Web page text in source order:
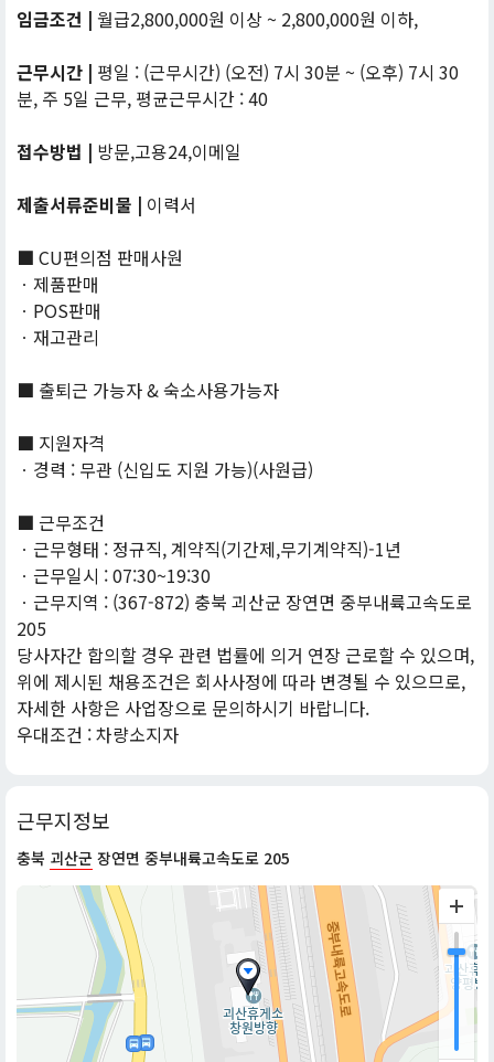
임금조건 | 월급2,800,000원 이상 ~ 2,800,000원 이하,
근무시간 | 평일 : (근무시간) (오전) 7시 30분 ~ (오후) 7시 30
분, 주 5일 근무, 평균근무시간 : 40
접수방법 | 방문,고용24,이메일
제출서류준비물 | 이력서
■ CU편의점 판매사원
ㆍ제품판매
ㆍPOS판매
ㆍ재고관리
■ 출퇴근 가능자 & 숙소사용가능자
■ 지원자격
ㆍ경력 : 무관 (신입도 지원 가능)(사원급)
■ 근무조건
ㆍ근무형태 : 정규직, 계약직(기간제,무기계약직)-1년
ㆍ근무일시 : 07:30~19:30
ㆍ근무지역 : (367-872) 충북 괴산군 장연면 중부내륙고속도로
205
당사자간 합의할 경우 관련 법률에 의거 연장 근로할 수 있으며,
위에 제시된 채용조건은 회사사정에 따라 변경될 수 있으므로,
자세한 사항은 사업장으로 문의하시기 바랍니다.
우대조건 : 차량소지자
근무지정보
충북 괴산군 장연면 중부내륙고속도로 205